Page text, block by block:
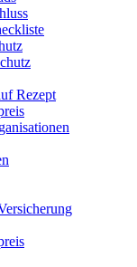
Rezept